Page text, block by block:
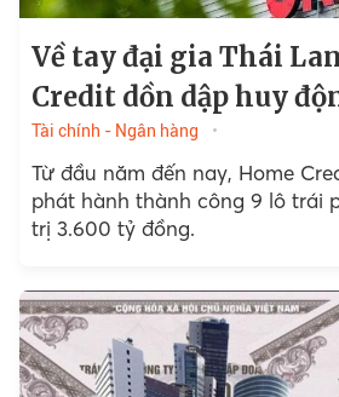
Về tay đại gia Thái
Credit dồn dập huy
Tài chính - Ngân hàng
Từ đầu năm đến nay, Home
phát hành thành công 9 lô trái
trị 3.600 tỷ đồng.